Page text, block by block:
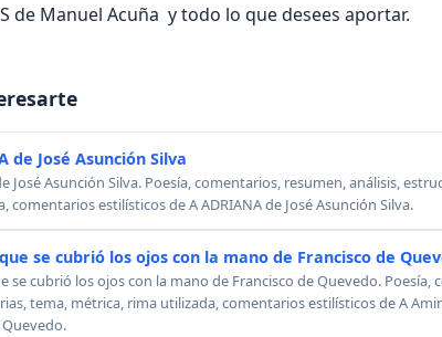
de Manuel Acuña y todo lo que desees aportar.
de José Asunción Silva
José Asunción Silva. Poesía, comentarios, resumen, análisis,
comentarios estilísticos de A ADRIANA de José Asunción Silva.
se cubrió los ojos con la mano de Francisco de
se cubrió los ojos con la mano de Francisco de Quevedo.
tema, métrica, rima utilizada, comentarios estilísticos de A